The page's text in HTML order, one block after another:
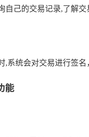
自己的交易记录,了解
,系统会对交易进行签
能